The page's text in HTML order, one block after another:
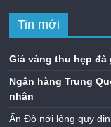
Tin mới
Giá vàng thu hẹp
Ngân hàng Trung
nhân
Ấn Độ nới lỏng quy